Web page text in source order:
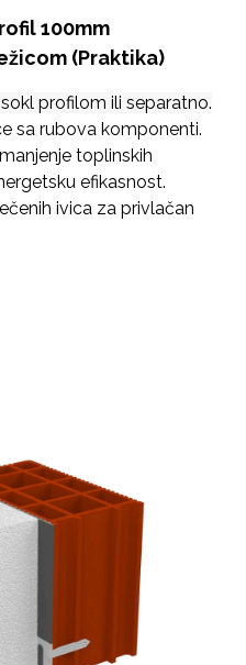
100mm
(Praktika)
profilom ili separatno.
sa rubova komponenti.
toplinskih
efikasnost.
ivica za privlačan